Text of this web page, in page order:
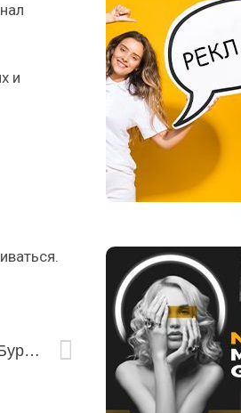
и
Две бронзы «Кубка Ямакаси» — в копилке Бурятии!